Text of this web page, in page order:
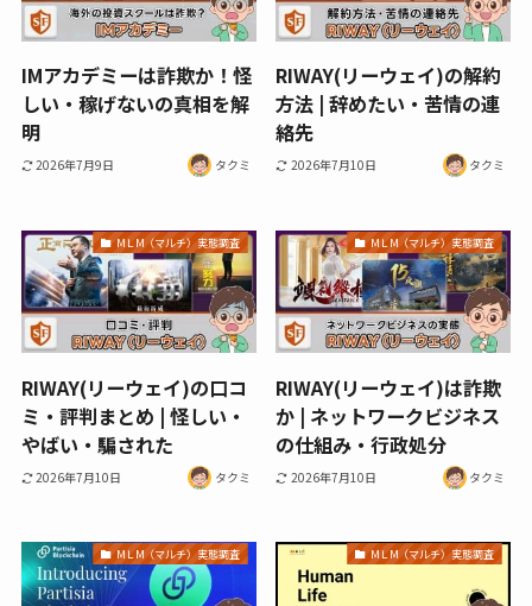
IMアカデミーは詐欺か！怪
しい・稼げないの真相を解
明
2026年7月9日 タクミ
RIWAY(リーウェイ)の解約
方法 | 辞めたい・苦情の連
絡先
2026年7月10日 タクミ
МＬМ（マルチ）実態調査
RIWAY(リーウェイ)の口コ
ミ・評判まとめ | 怪しい・
やばい・騙された
2026年7月10日 タクミ
МＬМ（マルチ）実態調査
RIWAY(リーウェイ)は詐欺
か | ネットワークビジネス
の仕組み・行政処分
2026年7月10日 タクミ
МＬМ（マルチ）実態調査 МＬМ（マルチ）実態調査